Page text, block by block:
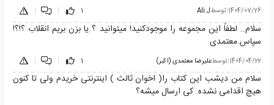
1404/07/26
|توسطAli.J
1
|
|
سلام.. لطفاً این مجموعه را موجودکنید! میتوانید ؟ یا بزن بریم انقلاب ؟!؟!
سپاس.معتمدی
1404/04/22
|توسطعلیرضا معتمدی (اکبر) 1
|
|
سلام من دیشب این کتاب را( اخوان ثالث ) اینترنتی خریدم ولی تا کنون
هیچ اقدامی نشده. کی ارسال میشه؟